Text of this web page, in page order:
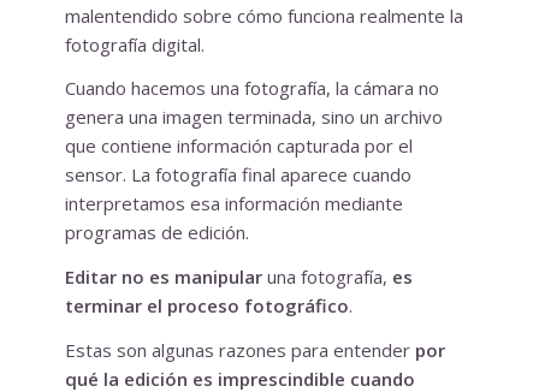
malentendido sobre cómo funciona realmente la
fotografía digital.
Cuando hacemos una fotografía, la cámara no
genera una imagen terminada, sino un archivo
que contiene información capturada por el
sensor. La fotografía final aparece cuando
interpretamos esa información mediante
programas de edición.
Editar no es manipularuna fotografía, es
terminar el proceso fotográfico.
Estas son algunas razones para entender por
qué la edición es imprescindible cuando